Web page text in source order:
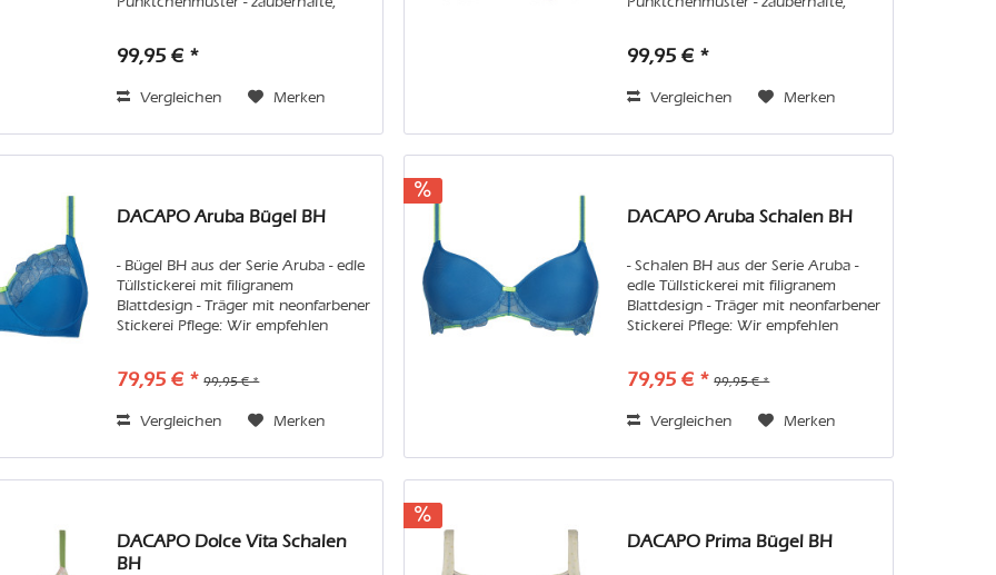
Maschine den Feinwaschgang im
99,95 € *
Vergleichen Merken
Handwäsche oder in der Maschine
99,95 € *
Vergleichen Merken
DACAPO Aruba Bügel BH
- Bügel BH aus der Serie Aruba - edle
Tüllstickerei mit filigranem
Blattdesign - Träger mit neonfarbener
Stickerei Pflege: Wir empfehlen
Vermeiden Sie bitte Weichspüler
79,95 € * 99,95 € *
Vergleichen Merken
DACAPO Aruba Schalen BH
- Schalen BH aus der Serie Aruba -
edle Tüllstickerei mit filigranem
Blattdesign - Träger mit neonfarbener
Stickerei Pflege: Wir empfehlen
Vermeiden Sie bitte Weichspüler...
79,95 € * 99,95 € *
Vergleichen Merken
DACAPO Dolce Vita Schalen
BH
DACAPO Prima Bügel BH